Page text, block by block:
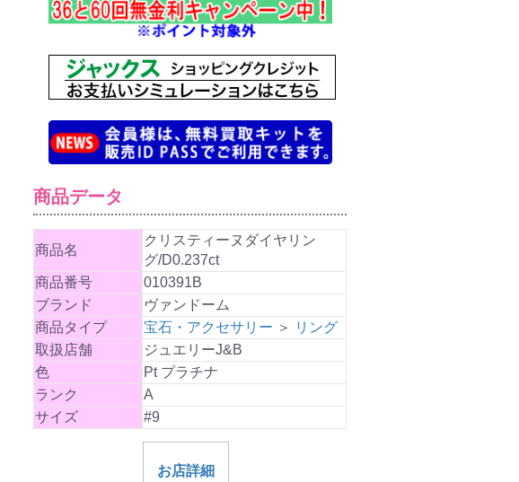
商品データ
商品名
クリスティーヌダイヤリン
グ/D0.237ct
商品番号
010391B
ブランド
ヴァンドーム
商品タイプ
宝石・アクセサリー ＞
リング
取扱店舗
ジュエリーJ&B
色
Pt プラチナ
ランク
A
サイズ
#9
お店詳細